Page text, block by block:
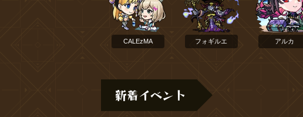
CALEzMA フォギルエ アルカ
新着イベント